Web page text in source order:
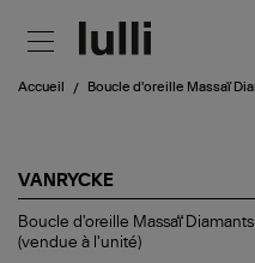
Accueil Boucle d'oreille Massaï
VANRYCKE
Boucle
d'oreille
Boucle d'oreille Massaï
(vendue à l'unité)